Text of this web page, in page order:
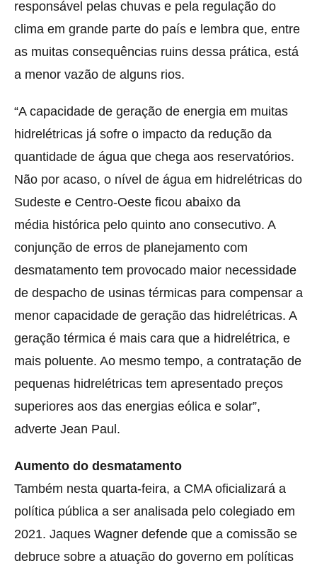
responsável pelas chuvas e pela regulação do
clima em grande parte do país e lembra que, entre
as muitas consequências ruins dessa prática, está
a menor vazão de alguns rios.
“A capacidade de geração de energia em muitas
hidrelétricas já sofre o impacto da redução da
quantidade de água que chega aos reservatórios.
Não por acaso, o nível de água em hidrelétricas do
Sudeste e Centro-Oeste ficou abaixo da
média histórica pelo quinto ano consecutivo. A
conjunção de erros de planejamento com
desmatamento tem provocado maior necessidade
de despacho de usinas térmicas para compensar a
menor capacidade de geração das hidrelétricas. A
geração térmica é mais cara que a hidrelétrica, e
mais poluente. Ao mesmo tempo, a contratação de
pequenas hidrelétricas tem apresentado preços
superiores aos das energias eólica e solar”,
adverte Jean Paul.
Aumento do desmatamento
Também nesta quarta-feira, a CMA oficializará a
política pública a ser analisada pelo colegiado em
2021. Jaques Wagner defende que a comissão se
debruce sobre a atuação do governo em políticas